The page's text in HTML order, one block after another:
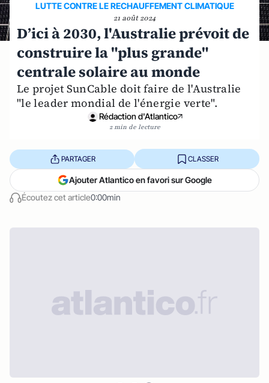
LUTTE CONTRE LE RECHAUFFEMENT CLIMATIQUE
21 août 2024
D’ici à 2030, l'Australie prévoit de
construire la "plus grande"
centrale solaire au monde
Le projet SunCable doit faire de l'Australie
"le leader mondial de l'énergie verte".
Rédaction d'Atlantico
2 min de lecture
Écoutez cet article0:00min
PARTAGER CLASSER
Ajouter Atlantico en favori sur Google